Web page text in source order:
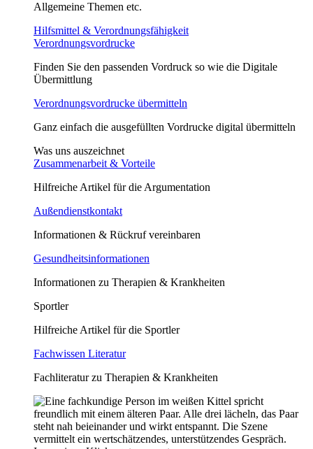
Allgemeine Themen etc.
Hilfsmittel & Verordnungsfähigkeit
Verordnungsvordrucke
Finden Sie den passenden Vordruck so wie die Digitale
Übermittlung
Verordnungsvordrucke übermitteln
Ganz einfach die ausgefüllten Vordrucke digital übermitteln
Was uns auszeichnet
Zusammenarbeit & Vorteile
Hilfreiche Artikel für die Argumentation
Außendienstkontakt
Informationen & Rückruf vereinbaren
Gesundheitsinformationen
Informationen zu Therapien & Krankheiten
Sportler
Hilfreiche Artikel für die Sportler
Fachwissen Literatur
Fachliteratur zu Therapien & Krankheiten